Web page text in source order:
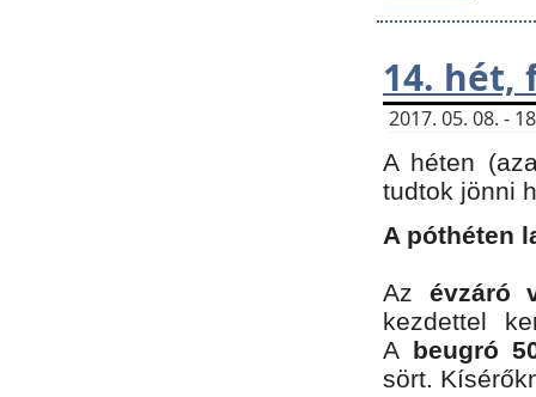
14. hét,
2017. 05. 08. -
A héten
tudtok jönni
A póthéten
Az évzáró
kezdettel
A beugró
sört.